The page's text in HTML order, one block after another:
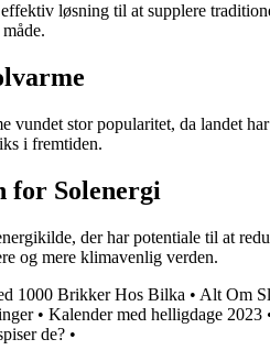
løsning til at supplere
vundet stor popularitet, da landet
i fremtiden.
for Solenergi
der har potentiale til at
og mere klimavenlig verden.
1000 Brikker Hos Bilka • Alt Om
• Kalender med helligdage 2023
de? •